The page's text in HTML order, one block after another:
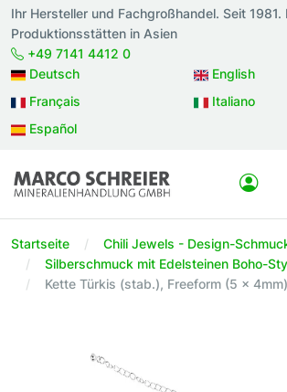
Ihr Hersteller und Fachgroßhandel. Seit 1981.
Produktionsstätten in Asien
+49 7141 4412 0
Deutsch
English
Français
Italiano
Español
Startseite
Chili Jewels - Design-
Silberschmuck mit Edelsteinen Boho-
Kette Türkis (stab.), Freeform (5 x